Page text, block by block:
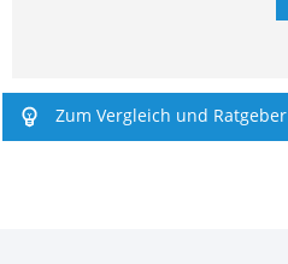
Zum Vergleich und Ratgeber